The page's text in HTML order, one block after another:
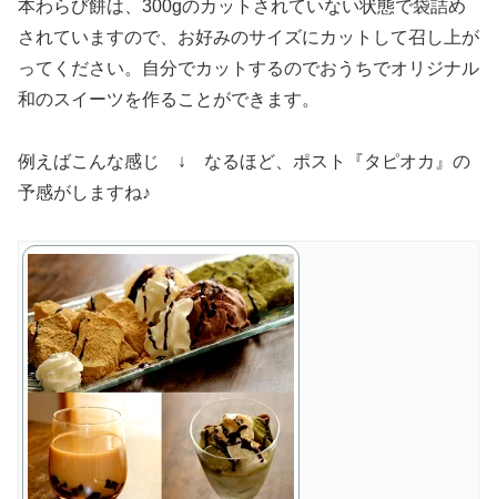
本わらび餅は、300gのカットされていない状態で袋詰め
されていますので、お好みのサイズにカットして召し上が
ってください。自分でカットするのでおうちでオリジナル
和のスイーツを作ることができます。
例えばこんな感じ ↓ なるほど、ポスト『タピオカ』の
予感がしますね♪